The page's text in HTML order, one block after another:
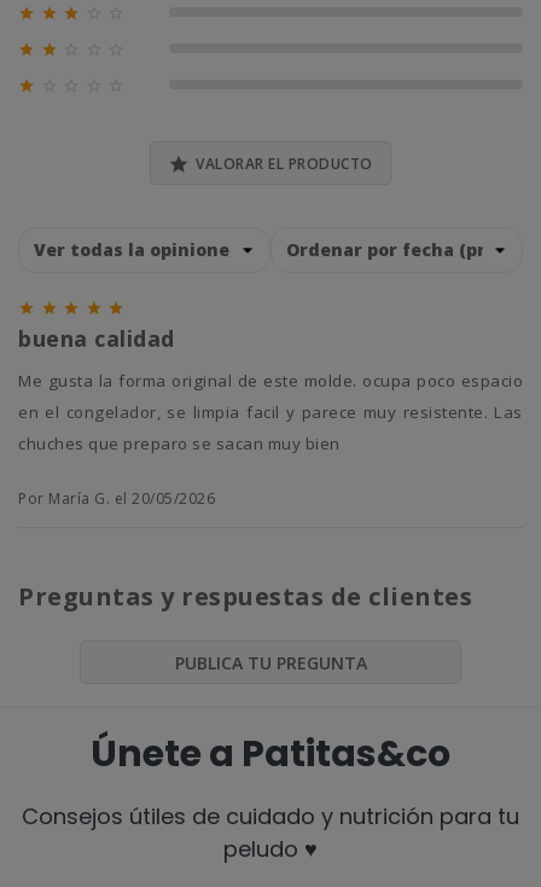
  
 

 VALORAR EL PRODUCTO
    
buena calidad
me gusta la forma original de este molde. ocupa poco espacio
en el congelador, se limpia facil y parece muy resistente. Las
chuches que preparo se sacan muy bien
Por María G. el 20/05/2026
Preguntas y respuestas de clientes
PUBLICA TU PREGUNTA
Únete a Patitas&co
Consejos útiles de cuidado y nutrición para tu
peludo ♥️